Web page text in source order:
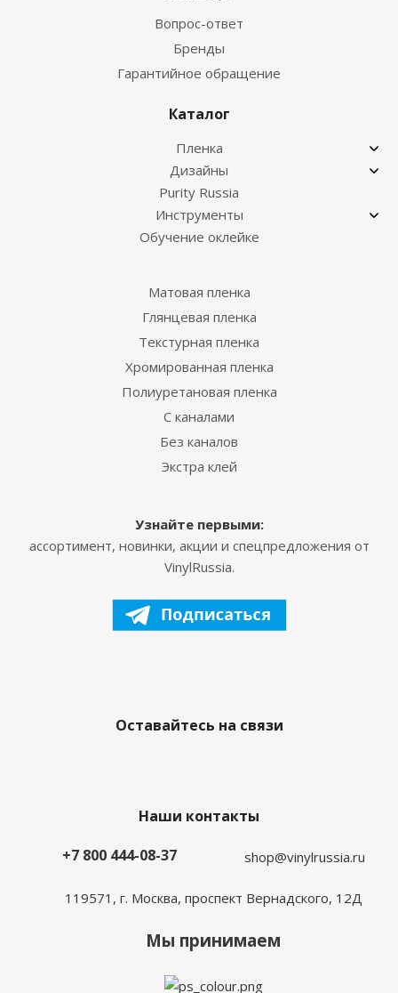
Вопрос-ответ
Бренды
Гарантийное обращение
Каталог
Пленка
Дизайны
Purity Russia
Инструменты
Обучение оклейке
Матовая пленка
Глянцевая пленка
Текстурная пленка
Хромированная пленка
Полиуретановая пленка
С каналами
Без каналов
Экстра клей
Узнайте первыми:
ассортимент, новинки, акции и спецпредложения от
VinylRussia.
Оставайтесь на связи
Наши контакты
+7 800 444-08-37
shop@vinylrussia.ru
119571, г. Москва, проспект Вернадского, 12Д
Мы принимаем